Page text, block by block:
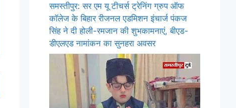
समस्तीपुर: सर एम यू टीचर्स ट्रेनिंग ग्रुप ऑफ
कॉलेज के बिहार रीजनल एडमिशन इंचार्ज पंकज
सिंह ने दी होली-रमजान की शुभकामनाएं, बीएड-
डीएलएड नामांकन का सुनहरा अवसर